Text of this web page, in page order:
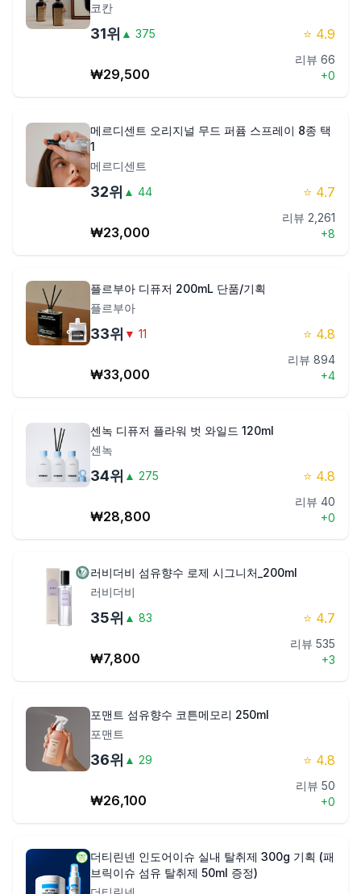
코칸
31위 ▲ 375 ⭐ 4.9
₩29,500
리뷰 66
+0
메르디센트 오리지널 무드 퍼퓸 스프레이 8종 택
1
메르디센트
32위 ▲ 44 ⭐ 4.7
₩23,000
리뷰 2,261
+8
플르부아 디퓨저 200mL 단품/기획
플르부아
33위 ▼ 11 ⭐ 4.8
₩33,000
리뷰 894
+4
센녹 디퓨저 플라워 벗 와일드 120ml
센녹
34위 ▲ 275 ⭐ 4.8
₩28,800
리뷰 40
+0
러비더비 섬유향수 로제 시그니처_200ml
러비더비
35위 ▲ 83 ⭐ 4.7
₩7,800
리뷰 535
+3
포맨트 섬유향수 코튼메모리 250ml
포맨트
36위 ▲ 29 ⭐ 4.8
₩26,100
리뷰 50
+0
더티린넨 인도어이슈 실내 탈취제 300g 기획 (패
브릭이슈 섬유 탈취제 50ml 증정)